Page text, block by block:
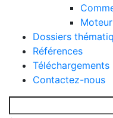
Dossiers
Références
Téléchargements
Contactez-nous